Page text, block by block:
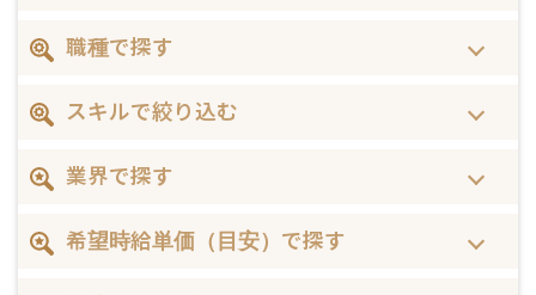
職種で探す
スキルで絞り込む
業界で探す
希望時給単価（目安）で探す